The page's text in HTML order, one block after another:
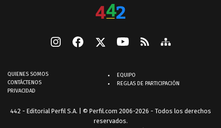
QUIENES SOMOS
CONTÁCTENOS
PRIVACIDAD
EQUIPO
REGLAS DE PARTICIPACIÓN
442 - Editorial Perfil S.A. | © Perfil.com 2006-2026 - Todos los derechos
reservados.